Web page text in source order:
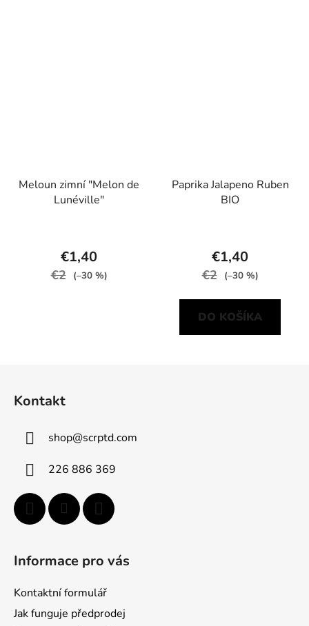
Meloun zimní "Melon de
Lunéville"
€1,40
€2 (–30 %)
Paprika Jalapeno Ruben
BIO
€1,40
€2 (–30 %)
DO KOŠÍKA
Kontakt
shop@scrptd.com
226 886 369
Informace pro vás
Kontaktní formulář
Jak funguje předprodej